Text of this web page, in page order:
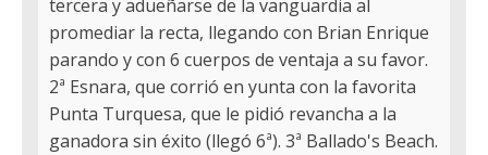
tercera y adueñarse de la vanguardia al
promediar la recta, llegando con Brian Enrique
parando y con 6 cuerpos de ventaja a su favor.
2ª Esnara, que corrió en yunta con la favorita
Punta Turquesa, que le pidió revancha a la
ganadora sin éxito (llegó 6ª). 3ª Ballado's Beach.